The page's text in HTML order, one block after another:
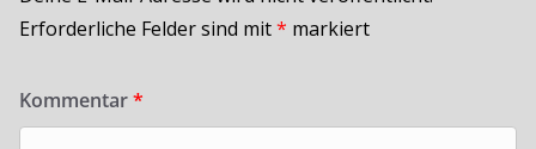
Erforderliche Felder sind mit* markiert
Kommentar*